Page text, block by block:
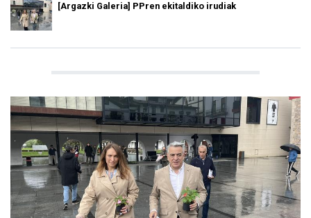
[Argazki Galeria] PPren ekitaldiko irudiak